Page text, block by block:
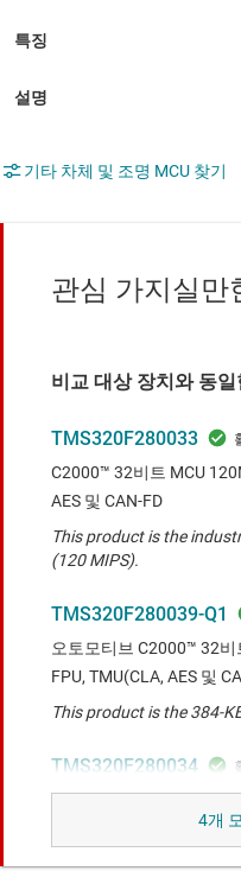
기타 차체 및 조명 MCU 찾기
관심 가지실만
비교 대상 장치와 동
TMS320F280033
C2000™ 32비트 MCU
AES 및 CAN-FD
This product is the
(120 MIPS).
TMS320F280039-Q1
오토모티브 C2000™ 32비
FPU, TMU(CLA, AES 및
This product is the 384-
TMS320F280034
C2000™ 32비트 MCU
TMU(CLA, AES 및 CAN-
This product is the